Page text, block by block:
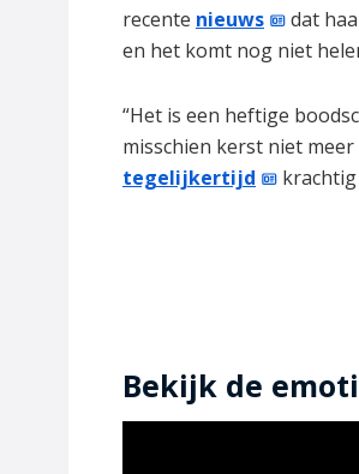
recente nieuws
dat
en het komt nog niet
“Het is een heftige
misschien kerst niet
tegelijkertijd
Bekijk de